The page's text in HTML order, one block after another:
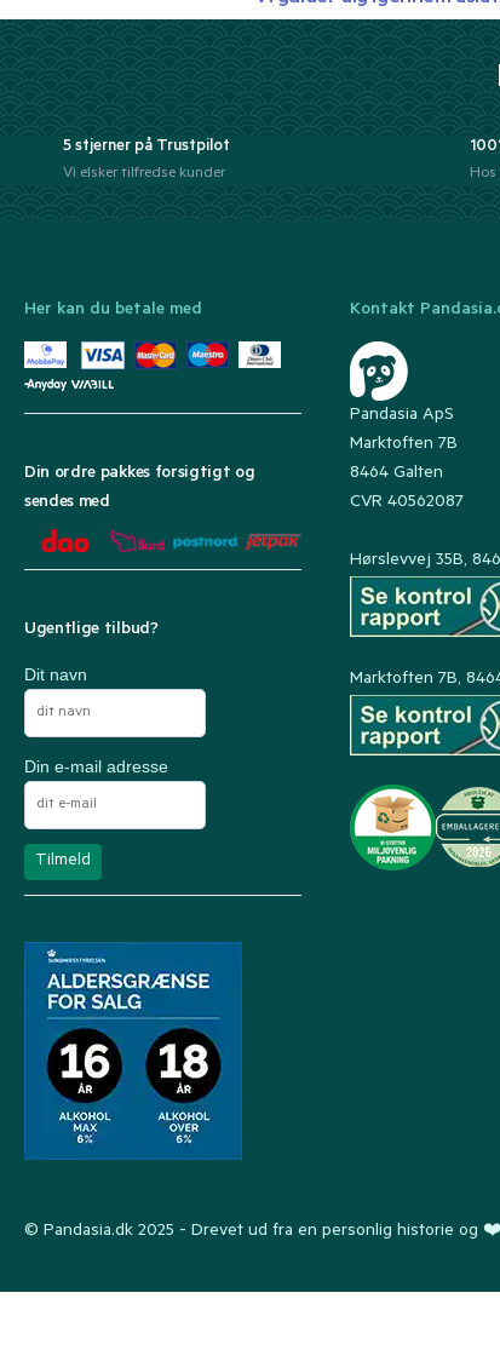
5 stjerner på Trustpilot
Vi elsker tilfredse kunder
Her kan du betale med
Din ordre pakkes forsigtigt og
sendes med
Ugentlige tilbud?
Dit navn
Din e-mail adresse
Kontakt
Pandasia ApS
Marktoften 7B
8464 Galten
CVR 40562087
Hørslevvej 35B,
Marktoften 7B,
© Pandasia.dk 2025 - Drevet ud fra en personlig historie og